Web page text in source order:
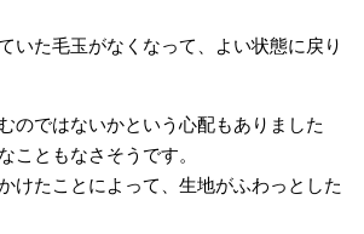
いた毛玉がなくなって、よい状態に戻り
のではないかという心配もありました
こともなさそうです。
けたことによって、生地がふわっとした